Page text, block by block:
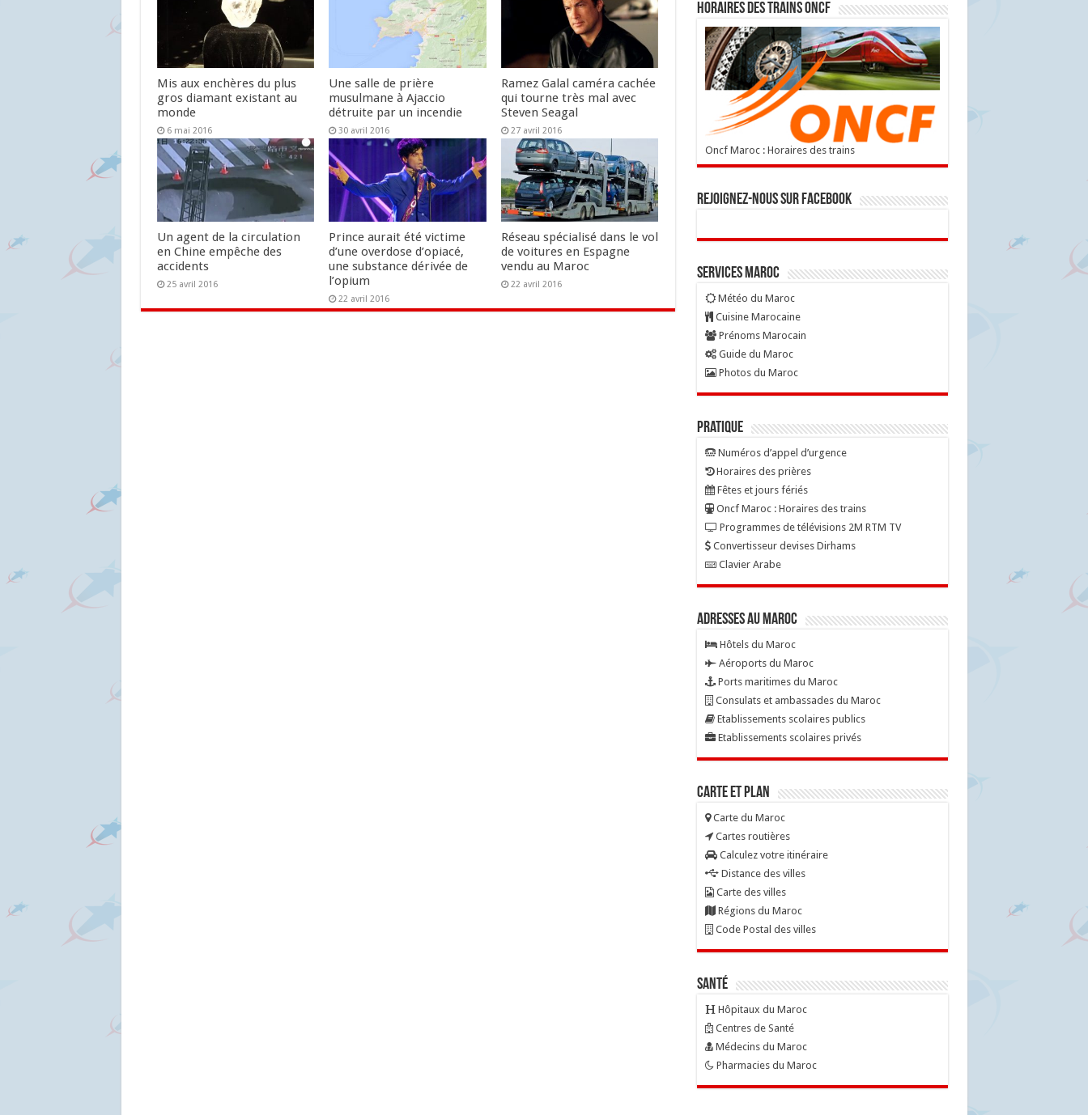
Mis aux enchères du plus
gros diamant existant au
monde
6 mai 2016
Une salle de prière
musulmane à Ajaccio
détruite par un incendie
30 avril 2016
Ramez Galal caméra cachée
qui tourne très mal avec
Steven Seagal
27 avril 2016
Un agent de la circulation
en Chine empêche des
accidents
25 avril 2016
Prince aurait été victime
d’une overdose d’opiacé,
une substance dérivée de
l’opium
22 avril 2016
Réseau spécialisé dans le vol
de voitures en Espagne
vendu au Maroc
22 avril 2016
Horaires des trains ONCF
Oncf Maroc : Horaires des trains
Rejoignez-nous sur Facebook
Services Maroc
Météo du Maroc
Cuisine Marocaine
Prénoms Marocain
Guide du Maroc
Photos du Maroc
Pratique
Numéros d’appel d’urgence
Horaires des prières
Fêtes et jours fériés
Oncf Maroc : Horaires des trains
Programmes de télévisions 2M RTM TV
Convertisseur devises Dirhams
Clavier Arabe
Adresses au Maroc
Hôtels du Maroc
Aéroports du Maroc
Ports maritimes du Maroc
Consulats et ambassades du Maroc
Etablissements scolaires publics
Etablissements scolaires privés
Carte et Plan
Carte du Maroc
Cartes routières
Calculez votre itinéraire
Distance des villes
Carte des villes
Régions du Maroc
Code Postal des villes
Santé
Hôpitaux du Maroc
Centres de Santé
Médecins du Maroc
Pharmacies du Maroc